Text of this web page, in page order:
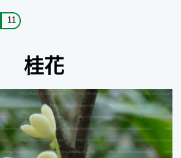
11
桂花